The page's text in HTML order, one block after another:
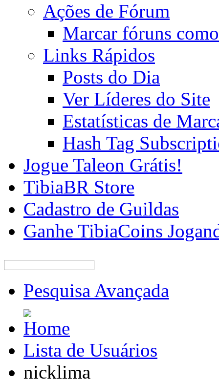
Ações de Fórum
Marcar fóruns
Links Rápidos
Posts do Dia
Ver Líderes do Site
Estatísticas de
Hash Tag
Jogue Taleon Grátis!
TibiaBR Store
Cadastro de Guildas
Ganhe TibiaCoins
Pesquisa Avançada
Lista de Usuários
nicklima